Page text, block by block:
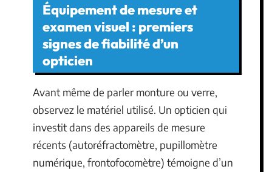
Équipement de mesure et
examen visuel : premiers
signes de fiabilité d’un
opticien
Avant même de parler monture ou verre,
observez le matériel utilisé. Un opticien qui
investit dans des appareils de mesure
récents (autoréfractomètre, pupillomètre
numérique, frontofocomètre) témoigne d’un